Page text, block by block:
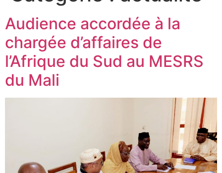
Audience accordée à la
chargée d’affaires de
l’Afrique du Sud au MESRS
du Mali